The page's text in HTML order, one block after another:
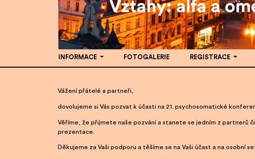
INFORMACE FOTOGALERIE REGISTRACE
Vážení přátelé a partneři,
dovolujeme si Vás pozvat k účasti na 21. psychosomatické
Věříme, že přijmete naše pozvání a stanete se jedním z partnerů
prezentace.
Děkujeme za Vaši podporu a těšíme se na Vaši účast a na osobní